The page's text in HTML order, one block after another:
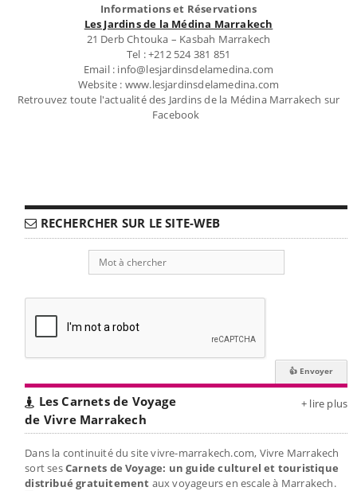
Informations et Réservations
Les Jardins de la Médina Marrakech
21 Derb Chtouka – Kasbah Marrakech
Tel : +212 524 381 851
Email : info@lesjardinsdelamedina.com
Website : www.lesjardinsdelamedina.com
Retrouvez toute l'actualité des Jardins de la Médina Marrakech sur
Facebook
RECHERCHER SUR LE SITE-WEB
Les Carnets de Voyage
de Vivre Marrakech
+ lire plus
Dans la continuité du site vivre-marrakech.com, Vivre Marrakech
sort sesCarnets de Voyage: un guide culturel et touristique
distribué gratuitement aux voyageurs en escale à Marrakech.